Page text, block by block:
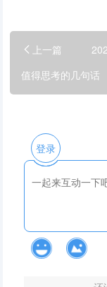
上一篇
值得思考的几句话
登录